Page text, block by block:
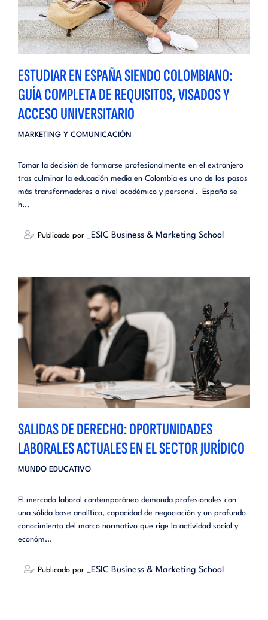
ESTUDIAR EN ESPAÑA SIENDO COLOMBIANO:
GUÍA COMPLETA DE REQUISITOS, VISADOS Y
ACCESO UNIVERSITARIO
MARKETING Y COMUNICACIÓN
Tomar la decisión de formarse profesionalmente en el extranjero
tras culminar la educación media en Colombia es uno de los pasos
más transformadores a nivel académico y personal. España se
h...
Publicado por _ESIC Business & Marketing School
SALIDAS DE DERECHO: OPORTUNIDADES
LABORALES ACTUALES EN EL SECTOR JURÍDICO
MUNDO EDUCATIVO
El mercado laboral contemporáneo demanda profesionales con
una sólida base analítica, capacidad de negociación y un profundo
conocimiento del marco normativo que rige la actividad social y
económ...
Publicado por _ESIC Business & Marketing School